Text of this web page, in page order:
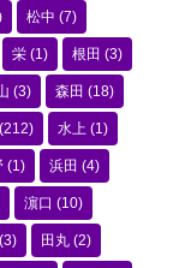
松中 (7)
栄 (1) 根田 (3)
(3) 森田 (18)
(212) 水上 (1)
(1) 浜田 (4)
濵口 (10)
(3) 田丸 (2)